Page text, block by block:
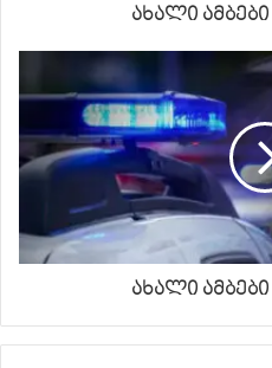
ახალი
ახალი